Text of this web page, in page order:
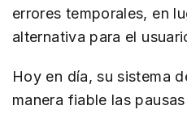
errores temporales, en
alternativa para el
Hoy en día, su sistema
manera fiable las